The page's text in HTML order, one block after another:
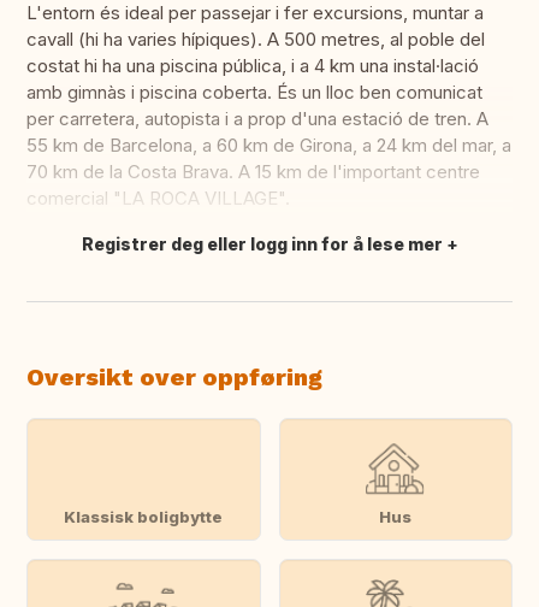
L'entorn és ideal per passejar i fer excursions, muntar a
cavall (hi ha varies hípiques). A 500 metres, al poble del
costat hi ha una piscina pública, i a 4 km una instal·lació
amb gimnàs i piscina coberta. És un lloc ben comunicat
per carretera, autopista i a prop d'una estació de tren. A
55 km de Barcelona, a 60 km de Girona, a 24 km del mar, a
70 km de la Costa Brava. A 15 km de l'important centre
comercial "LA ROCA VILLAGE".
Oversett dette
Registrer deg eller logg inn for å lese mer
Oversikt over oppføring
Klassisk boligbytte Hus